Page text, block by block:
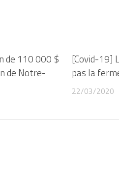
de 110 000 $
de Notre-
[Covid-19]
pas la
22/03/2020